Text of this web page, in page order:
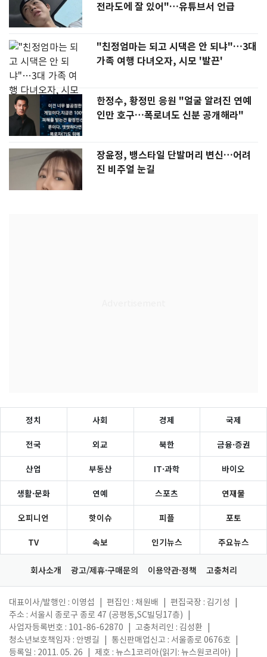
전라도에 잘 있어"…유튜브서 언급
"친정엄마는 되고 시댁은 안 되냐"…3대
가족 여행 다녀오자, 시모 '발끈'
한정수, 황정민 응원 "얼굴 알려진 연예
인만 호구…폭로녀도 신분 공개해라"
장윤정, 뱅스타일 단발머리 변신…어려
진 비주얼 눈길
정치 사회 경제 국제
전국 외교 북한 금융·증권
산업 부동산 IT·과학 바이오
생활·문화 연예 스포츠 연재물
오피니언 핫이슈 피플 포토
TV 속보 인기뉴스 주요뉴스
회사소개 광고/제휴·구매문의 이용약관·정책 고충처리
대표이사/발행인 : 이영섭 편집인 : 채원배 편집국장 : 김기성
주소 : 서울시 종로구 종로 47 (공평동,SC빌딩17층)
사업자등록번호 : 101-86-62870
고충처리인 : 김성환
청소년보호책임자 : 안병길
통신판매업신고 : 서울종로 0676호
등록일 : 2011. 05. 26
제호 : 뉴스1코리아(읽기: 뉴스원코리아)